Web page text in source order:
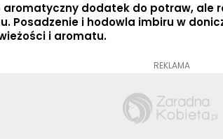
dodatek do potraw, ale
Posadzenie i hodowla imbiru w
i aromatu.
REKLAMA